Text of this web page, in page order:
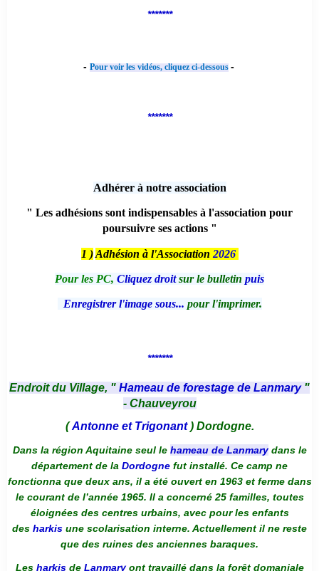
*******
- Pour voir les vidéos, cliquez ci-dessous -
*******
Adhérer à notre association
" Les adhésions sont indispensables à l'association pour
poursuivre ses actions "
1 ) Adhésion à l'Association 2026
Pour les PC, Cliquez droitsur le bulletin puis
Enregistrer l'image sous... pour l'imprimer.
*******
Endroit du Village, " Hameau de forestage de Lanmary "
- Chauveyrou
(Antonne et Trigonant) Dordogne.
Dans la région Aquitaine seul le hameau de Lanmarydans le
département de la Dordogne fut installé. Ce camp ne
fonctionna que deux ans, il a été ouvert en 1963 et ferme dans
le courant de l’année 1965. Il a concerné 25 familles, toutes
éloignées des centres urbains, avec pour les enfants
des harkis une scolarisation interne. Actuellement il ne reste
que des ruines des anciennes baraques.
Les harkis de Lanmaryont travaillé dans la forêt domaniale